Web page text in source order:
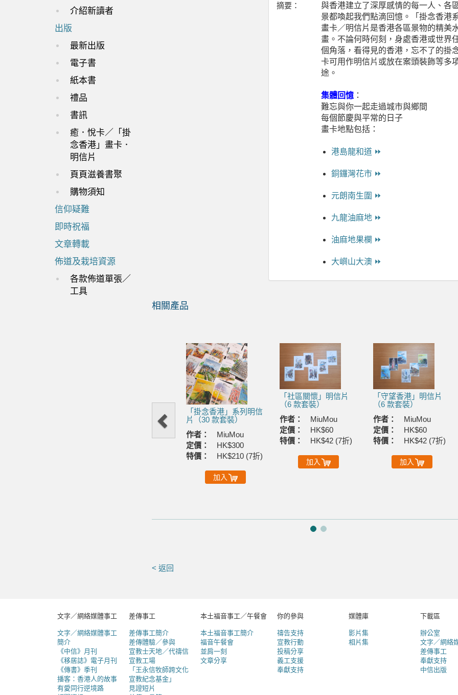
介紹新讀者
出版
最新出版
電子書
紙本書
禮品
書訊
癒．悅卡／「掛
念香港」畫卡．
明信片
頁頁滋養書聚
購物須知
信仰疑難
即時祝福
文章轉載
佈道及栽培資源
各款佈道單張／
工具
摘要：
與香港建立了深厚感情的每一人、各
景都喚起我們點滴回憶。「掛念香港
畫卡／明信片是香港各區景物的精美
畫。不論何時何刻，身處香港或世界
個角落，看得見的香港，忘不了的掛
卡可用作明信片或放在案頭裝飾等多
途。
集體回憶：
難忘與你一起走過城市與鄉間
每個節慶與平常的日子
畫卡地點包括：
港島龍和道 ⏩
銅鑼灣花市 ⏩
元朗南生圍 ⏩
九龍油麻地 ⏩
油麻地果欄 ⏩
大嶼山大澳 ⏩
相關產品
「掛念香港」系列明信
片（30 款套裝）
作者：
MiuMou
定價：
HK$300
特價：
HK$210 (7折)
加入
「社區關懷」明信片
（6 款套裝）
作者：
MiuMou
定價：
HK$60
特價：
HK$42 (7折)
加入
「守望香港」明信片
（6 款套裝）
作者：
MiuMou
定價：
HK$60
特價：
HK$42 (7折)
加入
< 返回
文字／網絡媒體事工
文字／網絡媒體事工
簡介
《中信》月刊
《移居誌》電子月刊
《傳書》季刊
播客：香港人的故事
有愛同行逆境路
差傳事工
差傳事工簡介
差傳體驗／參與
宣教士天地／代禱信
宣教工場
「王永信牧師跨文化
宣教紀念基金」
見證短片
本土福音事工／午餐會
本土福音事工簡介
福音午餐會
並肩一刻
文章分享
你的參與
禱告支持
宣教行動
投稿分享
義工支援
奉獻支持
媒體庫
影片集
相片集
下載區
辦公室
文字／網絡
差傳事工
奉獻支持
中信出版